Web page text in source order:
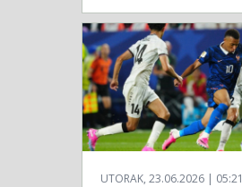
UTORAK, 23.06.2026 | 05:21